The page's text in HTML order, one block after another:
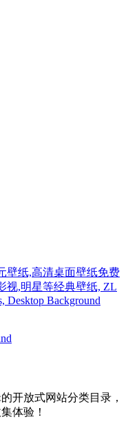
壁纸,高清桌面壁纸免费
视,明星等经典壁纸, ZL
Desktop Background
开放式网站分类目录，
体验！